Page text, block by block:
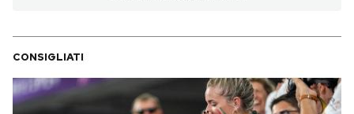
CONSIGLIATI